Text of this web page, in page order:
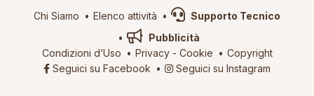
Chi Siamo Elenco attività
Supporto Tecnico
Pubblicità
Condizioni d’Uso
Privacy- Cookie
Copyright
Seguici su Facebook
Seguici su Instagram